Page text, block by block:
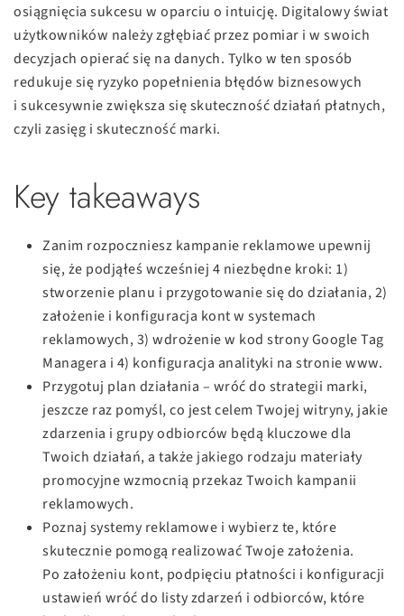
osiągnięcia sukcesu w oparciu o intuicję. Digitalowy świat
użytkowników należy zgłębiać przez pomiar i w swoich
decyzjach opierać się na danych. Tylko w ten sposób
redukuje się ryzyko popełnienia błędów biznesowych
i sukcesywnie zwiększa się skuteczność działań płatnych,
czyli zasięg i skuteczność marki.
Key takeaways
Zanim rozpoczniesz kampanie reklamowe upewnij
się, że podjąłeś wcześniej 4 niezbędne kroki: 1)
stworzenie planu i przygotowanie się do działania, 2)
założenie i konfiguracja kont w systemach
reklamowych, 3) wdrożenie w kod strony Google Tag
Managera i 4) konfiguracja analityki na stronie www.
Przygotuj plan działania – wróć do strategii marki,
jeszcze raz pomyśl, co jest celem Twojej witryny, jakie
zdarzenia i grupy odbiorców będą kluczowe dla
Twoich działań, a także jakiego rodzaju materiały
promocyjne wzmocnią przekaz Twoich kampanii
reklamowych.
Poznaj systemy reklamowe i wybierz te, które
skutecznie pomogą realizować Twoje założenia.
Po założeniu kont, podpięciu płatności i konfiguracji
ustawień wróć do listy zdarzeń i odbiorców, które